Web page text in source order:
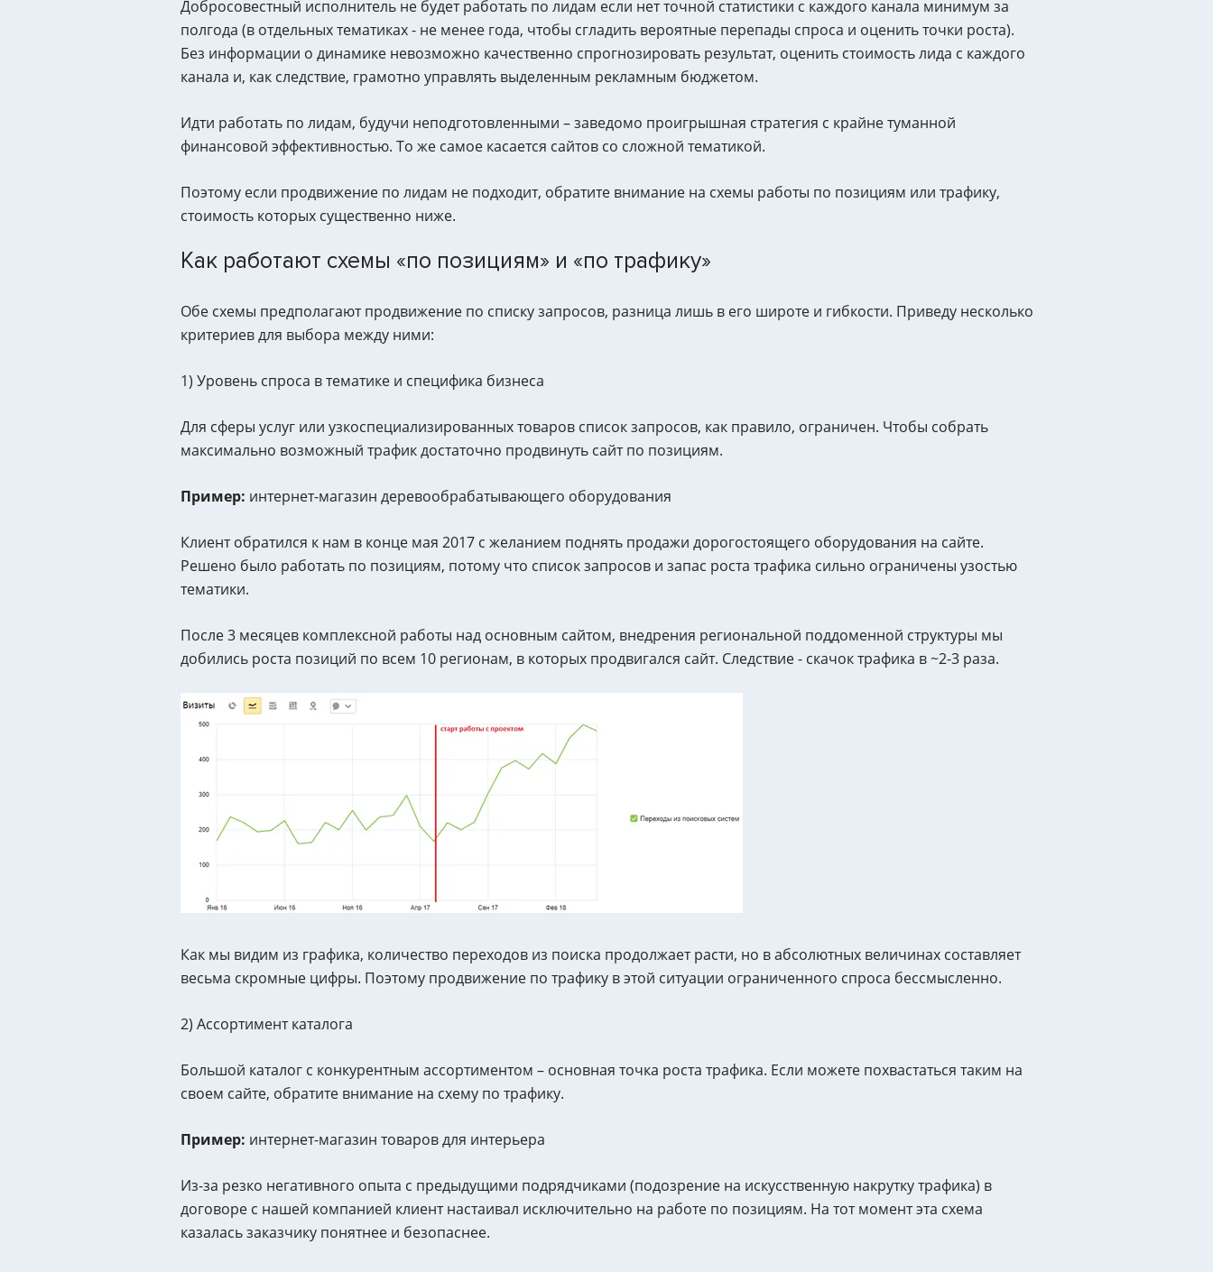
Добросовестный исполнитель не будет работать по лидам если нет точной статистики с каждого канала минимум за
полгода (в отдельных тематиках - не менее года, чтобы сгладить вероятные перепады спроса и оценить точки роста).
Без информации о динамике невозможно качественно спрогнозировать результат, оценить стоимость лида с каждого
канала и, как следствие, грамотно управлять выделенным рекламным бюджетом.
Идти работать по лидам, будучи неподготовленными – заведомо проигрышная стратегия с крайне туманной
финансовой эффективностью. То же самое касается сайтов со сложной тематикой.
Поэтому если продвижение по лидам не подходит, обратите внимание на схемы работы по позициям или трафику,
стоимость которых существенно ниже.
Как работают схемы «по позициям» и «по трафику»
Обе схемы предполагают продвижение по списку запросов, разница лишь в его широте и гибкости. Приведу несколько
критериев для выбора между ними:
1) Уровень спроса в тематике и специфика бизнеса
Для сферы услуг или узкоспециализированных товаров список запросов, как правило, ограничен. Чтобы собрать
максимально возможный трафик достаточно продвинуть сайт по позициям.
Пример: интернет-магазин деревообрабатывающего оборудования
Клиент обратился к нам в конце мая 2017 с желанием поднять продажи дорогостоящего оборудования на сайте.
Решено было работать по позициям, потому что список запросов и запас роста трафика сильно ограничены узостью
тематики.
После 3 месяцев комплексной работы над основным сайтом, внедрения региональной поддоменной структуры мы
добились роста позиций по всем 10 регионам, в которых продвигался сайт. Следствие - скачок трафика в ~2-3 раза.
Как мы видим из графика, количество переходов из поиска продолжает расти, но в абсолютных величинах составляет
весьма скромные цифры. Поэтому продвижение по трафику в этой ситуации ограниченного спроса бессмысленно.
2) Ассортимент каталога
Большой каталог с конкурентным ассортиментом – основная точка роста трафика. Если можете похвастаться таким на
своем сайте, обратите внимание на схему по трафику.
Пример: интернет-магазин товаров для интерьера
Из-за резко негативного опыта с предыдущими подрядчиками (подозрение на искусственную накрутку трафика) в
договоре с нашей компанией клиент настаивал исключительно на работе по позициям. На тот момент эта схема
казалась заказчику понятнее и безопаснее.